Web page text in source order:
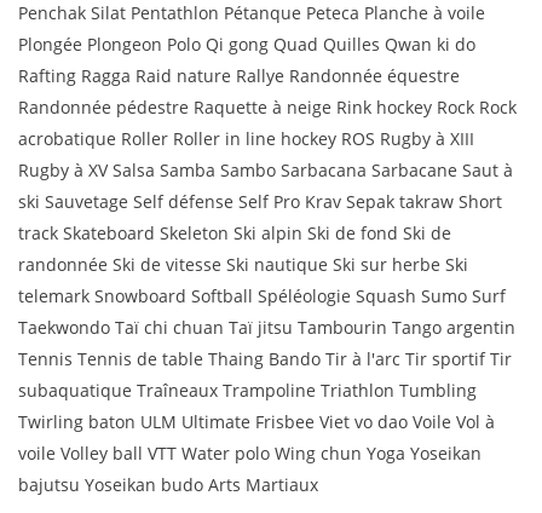
Penchak Silat Pentathlon Pétanque Peteca Planche à voile
Plongée Plongeon Polo Qi gong Quad Quilles Qwan ki do
Rafting Ragga Raid nature Rallye Randonnée équestre
Randonnée pédestre Raquette à neige Rink hockey Rock Rock
acrobatique Roller Roller in line hockey ROS Rugby à XIII
Rugby à XV Salsa Samba Sambo Sarbacana Sarbacane Saut à
ski Sauvetage Self défense Self Pro Krav Sepak takraw Short
track Skateboard Skeleton Ski alpin Ski de fond Ski de
randonnée Ski de vitesse Ski nautique Ski sur herbe Ski
telemark Snowboard Softball Spéléologie Squash Sumo Surf
Taekwondo Taï chi chuan Taï jitsu Tambourin Tango argentin
Tennis Tennis de table Thaing Bando Tir à l'arc Tir sportif Tir
subaquatique Traîneaux Trampoline Triathlon Tumbling
Twirling baton ULM Ultimate Frisbee Viet vo dao Voile Vol à
voile Volley ball VTT Water polo Wing chun Yoga Yoseikan
bajutsu Yoseikan budo Arts Martiaux